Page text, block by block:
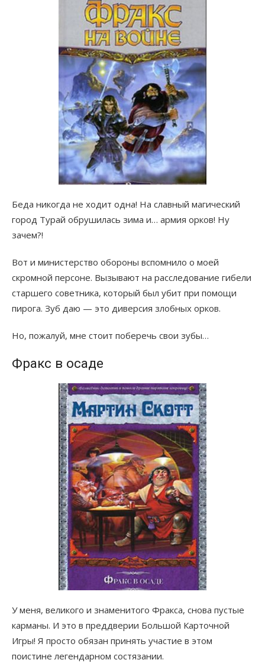
Беда никогда не ходит одна! На славный магический
город Турай обрушилась зима и… армия орков! Ну
зачем?!
Вот и министерство обороны вспомнило о моей
скромной персоне. Вызывают на расследование гибели
старшего советника, который был убит при помощи
пирога. Зуб даю — это диверсия злобных орков.
Но, пожалуй, мне стоит поберечь свои зубы…
Фракс в осаде
У меня, великого и знаменитого Фракса, снова пустые
карманы. И это в преддверии Большой Карточной
Игры! Я просто обязан принять участие в этом
поистине легендарном состязании.